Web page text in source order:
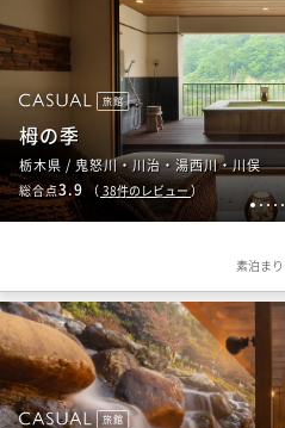
1234 5
旅館
栂の季
栃木県 / 鬼怒川・川治・湯西川・川俣
総合点3.9 （38件のレビュー）
素泊まり
旅館